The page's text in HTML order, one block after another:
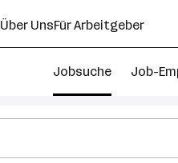
Über UnsFür Arbeitgeber
Jobsuche Job-